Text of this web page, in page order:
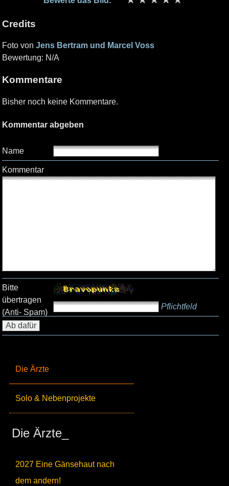
Die Ärzte
Solo & Nebenprojekte
Die Ärzte_
2027 Eine Gänsehaut nach
dem andern!
Credits
Foto von Jens Bertram und Marcel Voss
Bewertung: N/A
Kommentare
Bisher noch keine Kommentare.
Kommentar abgeben
Name
Kommentar
Bitte
übertragen
(Anti- Spam)
Pflichtfeld